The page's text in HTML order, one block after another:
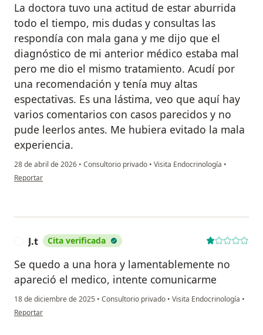
La doctora tuvo una actitud de estar aburrida
todo el tiempo, mis dudas y consultas las
respondía con mala gana y me dijo que el
diagnóstico de mi anterior médico estaba mal
pero me dio el mismo tratamiento. Acudí por
una recomendación y tenía muy altas
espectativas. Es una lástima, veo que aquí hay
varios comentarios con casos parecidos y no
pude leerlos antes. Me hubiera evitado la mala
experiencia.
28 de abril de 2026 • Consultorio privado • Visita Endocrinología •
en opinión del usuario A.E
Reportar
J.t Cita verificada
Se quedo a una hora y lamentablemente no
apareció el medico, intente comunicarme
18 de diciembre de 2025 • Consultorio privado • Visita Endocrinología •
en opinión del usuario J.t
Reportar